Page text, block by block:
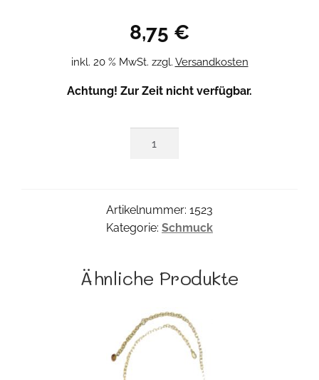
8,75 €
inkl. 20 % MwSt. zzgl. Versandkosten
Achtung! Zur Zeit nicht verfügbar.
Artikelnummer: 1523
Kategorie: Schmuck
Ähnliche Produkte